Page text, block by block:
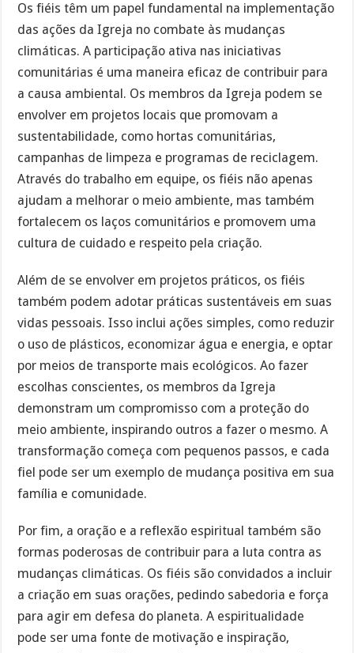
Os fiéis têm um papel fundamental na implementação
das ações da Igreja no combate às mudanças
climáticas. A participação ativa nas iniciativas
comunitárias é uma maneira eficaz de contribuir para
a causa ambiental. Os membros da Igreja podem se
envolver em projetos locais que promovam a
sustentabilidade, como hortas comunitárias,
campanhas de limpeza e programas de reciclagem.
Através do trabalho em equipe, os fiéis não apenas
ajudam a melhorar o meio ambiente, mas também
fortalecem os laços comunitários e promovem uma
cultura de cuidado e respeito pela criação.
Além de se envolver em projetos práticos, os fiéis
também podem adotar práticas sustentáveis em suas
vidas pessoais. Isso inclui ações simples, como reduzir
o uso de plásticos, economizar água e energia, e optar
por meios de transporte mais ecológicos. Ao fazer
escolhas conscientes, os membros da Igreja
demonstram um compromisso com a proteção do
meio ambiente, inspirando outros a fazer o mesmo. A
transformação começa com pequenos passos, e cada
fiel pode ser um exemplo de mudança positiva em sua
família e comunidade.
Por fim, a oração e a reflexão espiritual também são
formas poderosas de contribuir para a luta contra as
mudanças climáticas. Os fiéis são convidados a incluir
a criação em suas orações, pedindo sabedoria e força
para agir em defesa do planeta. A espiritualidade
pode ser uma fonte de motivação e inspiração,